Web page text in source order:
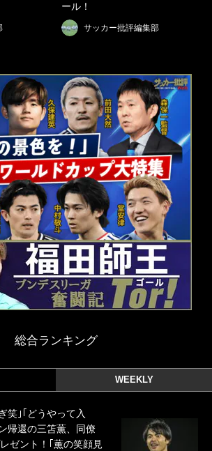
ール！
サッカー批評編集部
総合ランキング
WEEKLY
笑｣｢どうやって入
帰還の三笘薫、同僚
ゼント！｢薫の笑顔見